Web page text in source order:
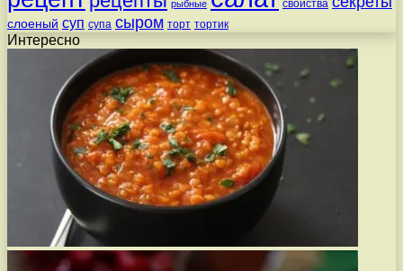
рыбные свойства
слоеный суп супа сыром торт тортик
Интересно